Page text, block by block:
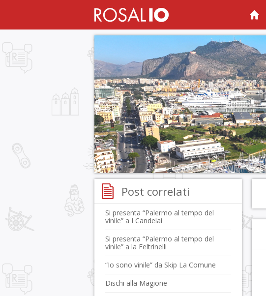
Post correlati
Si presenta “Palermo al tempo del
vinile” a I Candelai
Si presenta “Palermo al tempo del
vinile” a la Feltrinelli
“Io sono vinile” da Skip La Comune
Dischi alla Magione